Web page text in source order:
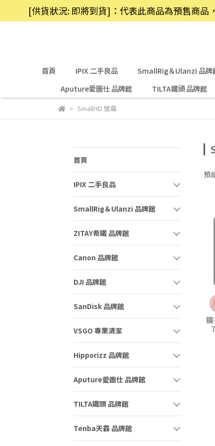
[供貨狀況: 即將到貨]：代表此商品為預售商品
首頁 IPIX 二手良品 SmallRig＆Ulanzi 品牌
Aputure愛圖仕 品牌館
TILTA鐵頭 品牌館
SmallHD 螢幕
首頁
IPIX 二手良品
SmallRig＆Ulanzi 品牌館
ZITAY希鐵 品牌館
Canon 品牌館
DJI 品牌館
SanDisk 品牌館
VSGO 專業清潔
Hipporizz 品牌館
Aputure愛圖仕 品牌館
TILTA鐵頭 品牌館
Tenba天霸 品牌館
預